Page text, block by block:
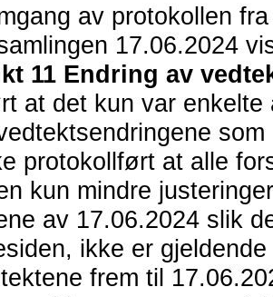
av protokollen fra
17.06.2024
11 Endring av
at det kun var enkelte
protokollført at alle
kun mindre
av 17.06.2024 slik
ikke er
frem til